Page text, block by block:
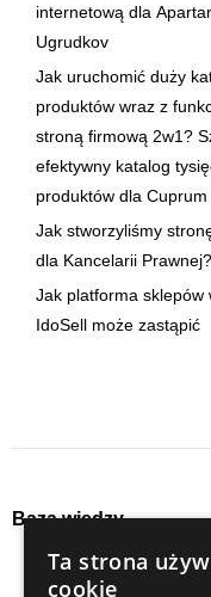
internetową dla
Ugrudkov
Jak uruchomić duży
produktów wraz z
stroną firmową 2w1?
efektywny katalog
produktów dla Cuprum
Jak stworzyliśmy
dla Kancelarii Prawnej?
Jak platforma sklepów
IdoSell może zastąpić
Baza wiedzy
audyty
Ta strona
cookie